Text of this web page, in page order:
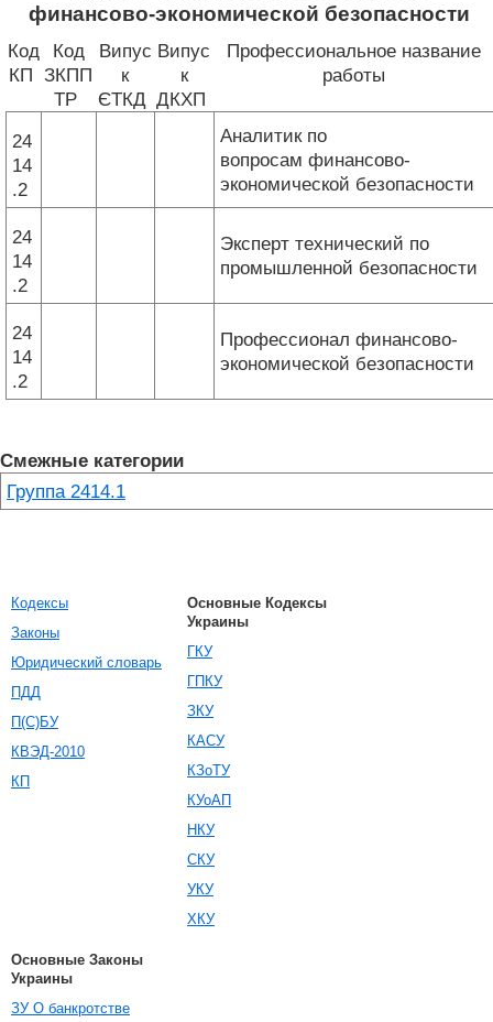
финансово-экономической безопасности
Код
КП
Код
ЗКПП
ТР
Випус
к
ЄТКД
Випус
к
ДКХП
Профессиональное название
работы
24
14
.2
Аналитик по
вопросам финансово-
экономической безопасности
24
14
.2
Эксперт технический по
промышленной безопасности
24
14
.2
Профессионал финансово-
экономической безопасности
Смежные категории
Группа 2414.1
Кодексы
Законы
Юридический словарь
ПДД
П(С)БУ
КВЭД-2010
КП
Основные Кодексы
Украины
ГКУ
ГПКУ
ЗКУ
КАСУ
КЗоТУ
КУоАП
НКУ
СКУ
УКУ
ХКУ
Основные Законы
Украины
ЗУ О банкротстве